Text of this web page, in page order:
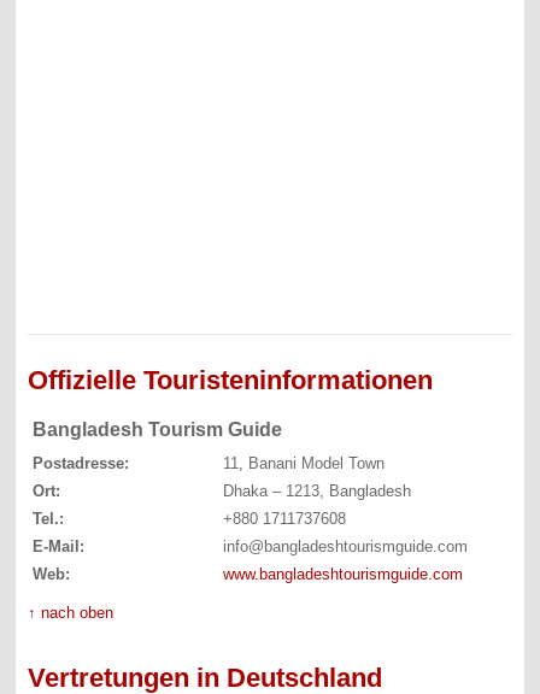
Offizielle Touristeninformationen
Bangladesh Tourism Guide
Postadresse:
11, Banani Model Town
Ort:
Dhaka – 1213, Bangladesh
Tel.:
+880 1711737608
E-Mail:
info@bangladeshtourismguide.com
Web:
www.bangladeshtourismguide.com
↑ nach oben
Vertretungen in Deutschland